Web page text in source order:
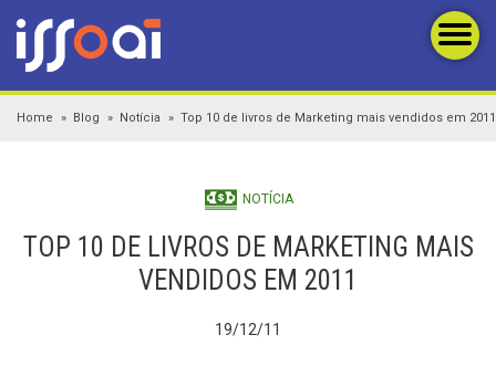
Home Blog Notícia Top 10 de livros de Marketing mais vendidos em 2011
NOTÍCIA
TOP 10 DE LIVROS DE MARKETING MAIS
VENDIDOS EM 2011
19/12/11